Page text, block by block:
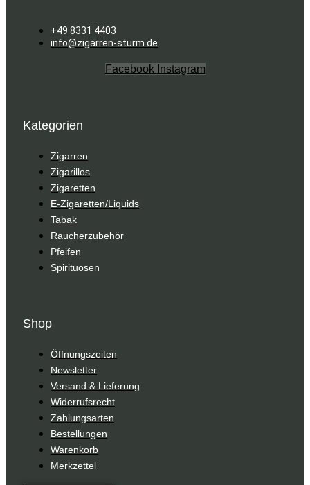
+49 8331 4403
info@zigarren-sturm.de
Facebook Instagram
Kategorien
Zigarren
Zigarillos
Zigaretten
E-Zigaretten/Liquids
Tabak
Raucherzubehör
Pfeifen
Spirituosen
Shop
Öffnungszeiten
Newsletter
Versand & Lieferung
Widerrufsrecht
Zahlungsarten
Bestellungen
Warenkorb
Merkzettel